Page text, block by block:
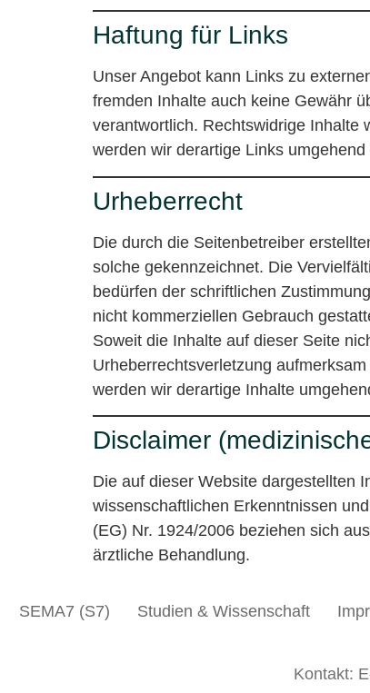
Haftung für Links
Unser Angebot kann Links zu
fremden Inhalte auch keine Gewähr
verantwortlich. Rechtswidrige Inhalte
werden wir derartige Links umgehend
Urheberrecht
Die durch die Seitenbetreiber
solche gekennzeichnet. Die
bedürfen der schriftlichen
nicht kommerziellen Gebrauch
Soweit die Inhalte auf dieser Seite
Urheberrechtsverletzung
werden wir derartige Inhalte
Disclaimer
Die auf dieser Website dargestellten
wissenschaftlichen Erkenntnissen
(EG) Nr. 1924/2006 beziehen sich
ärztliche Behandlung.
SEMA7 (S7) Studien & Wissenschaft
Kontakt: